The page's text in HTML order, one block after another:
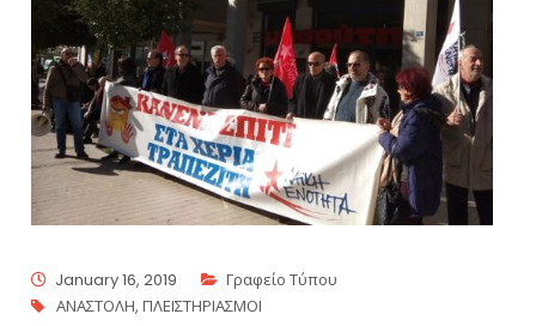
January 16, 2019
Γραφείο Τύπου
ΑΝΑΣΤΟΛΗ,ΠΛΕΙΣΤΗΡΙΑΣΜΟΙ